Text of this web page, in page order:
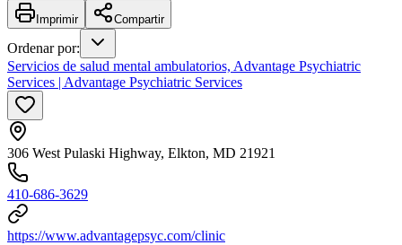
Imprimir Compartir
Ordenar por:
Servicios de salud mental ambulatorios, Advantage Psychiatric
Services | Advantage Psychiatric Services
306 West Pulaski Highway, Elkton, MD 21921
410-686-3629
https://www.advantagepsyc.com/clinic